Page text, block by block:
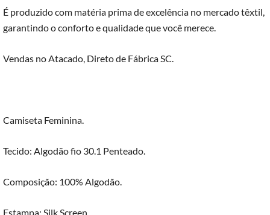
É produzido com matéria prima de excelência no mercado têxtil,
garantindo o conforto e qualidade que você merece.
Vendas no Atacado, Direto de Fábrica SC.
Camiseta Feminina.
Tecido: Algodão fio 30.1 Penteado.
Composição: 100% Algodão.
Estampa: Silk Screen.